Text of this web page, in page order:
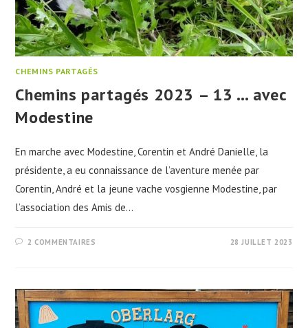
CHEMINS PARTAGÉS
Chemins partagés 2023 – 13 … avec
Modestine
En marche avec Modestine, Corentin et André Danielle, la
présidente, a eu connaissance de l’aventure menée par
Corentin, André et la jeune vache vosgienne Modestine, par
l’association des Amis de…
2 COMMENTAIRES 28 JUILLET 2023